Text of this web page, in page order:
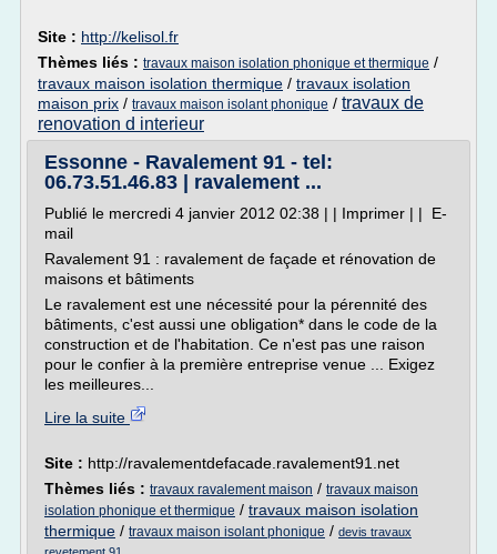
Site : http://kelisol.fr
Thèmes liés : travaux maison isolation phonique et thermique /
travaux maison isolation thermique / travaux isolation
maison prix / travaux maison isolant phonique / travaux de
renovation d interieur
Essonne - Ravalement 91 - tel:
06.73.51.46.83 | ravalement ...
Publié le mercredi 4 janvier 2012 02:38 | | Imprimer | | E-
mail
Ravalement 91 : ravalement de façade et rénovation de
maisons et bâtiments
Le ravalement est une nécessité pour la pérennité des
bâtiments, c'est aussi une obligation* dans le code de la
construction et de l'habitation. Ce n'est pas une raison
pour le confier à la première entreprise venue ... Exigez
les meilleures...
Lire la suite
Site : http://ravalementdefacade.ravalement91.net
Thèmes liés : travaux ravalement maison / travaux maison
isolation phonique et thermique / travaux maison isolation
thermique / travaux maison isolant phonique / devis travaux